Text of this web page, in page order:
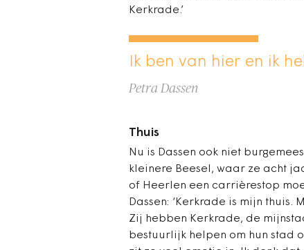
Kerkrade.’
Ik ben van hier en ik
Petra Dassen
Thuis
Nu is Dassen ook niet
kleinere Beesel, waar ze acht
of Heerlen een carrièrestop
Dassen: ‘Kerkrade is mijn
Zij hebben Kerkrade, de
bestuurlijk helpen om hun stad